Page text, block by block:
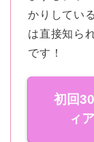
かりしてい
は直接知ら
です！
初回
ィ